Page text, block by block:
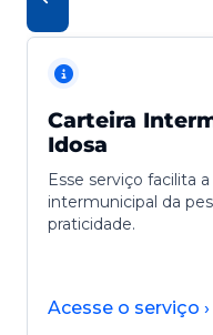
Carteira
Idosa
Esse serviço facilita
intermunicipal da
praticidade.
Acesse o serviço ›